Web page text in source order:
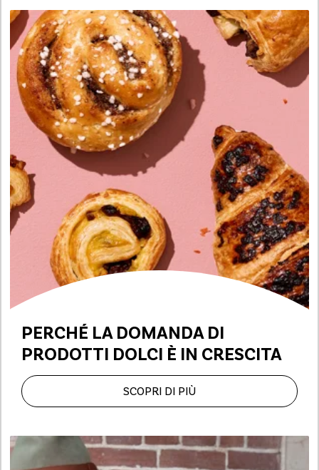
PERCHÉ LA DOMANDA DI
PRODOTTI DOLCI È IN CRESCITA
SCOPRI DI PIÙ